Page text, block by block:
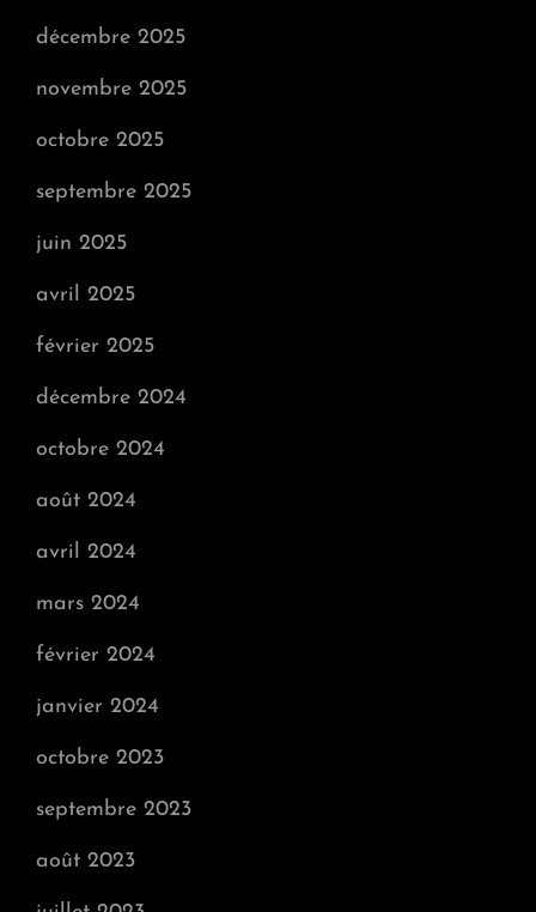
décembre 2025
novembre 2025
octobre 2025
septembre 2025
juin 2025
avril 2025
février 2025
décembre 2024
octobre 2024
août 2024
avril 2024
mars 2024
février 2024
janvier 2024
octobre 2023
septembre 2023
août 2023